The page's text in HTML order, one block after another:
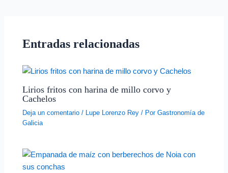
Entradas relacionadas
Lirios fritos con harina de millo corvo y
Cachelos
Deja un comentario / Lupe Lorenzo Rey / PorGastronomía de
Galicia